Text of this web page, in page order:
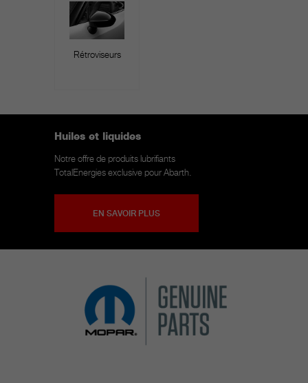
Rétroviseurs
Huiles et liquides
Notre offre de produits lubrifiants
TotalEnergies exclusive pour Abarth.
EN SAVOIR PLUS